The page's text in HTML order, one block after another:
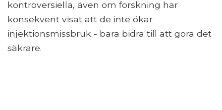
kontroversiella, även om forskning har
konsekvent visat att de inte ökar
injektionsmissbruk - bara bidra till att göra det
säkrare.